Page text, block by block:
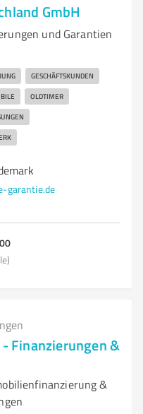
GmbH
und Garantien
GESCHÄFTSKUNDEN
OLDTIMER
garantie.de
- Finanzierungen &
&